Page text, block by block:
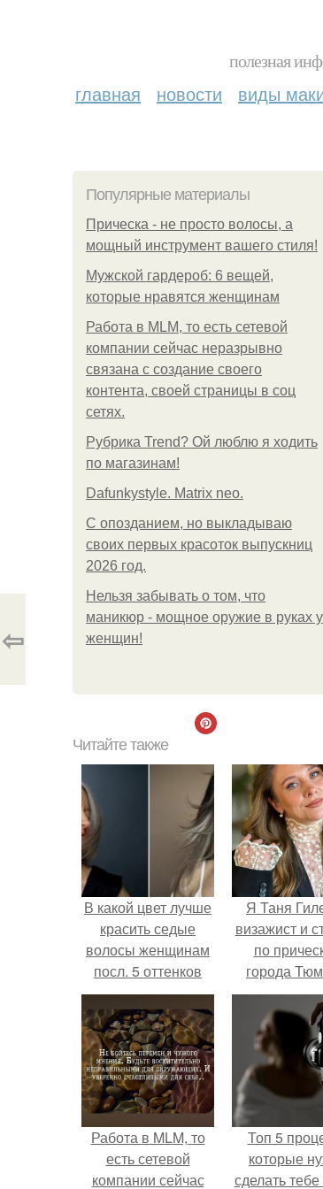
полезная
главная новости виды
Популярные материалы
Прическа - не просто волосы, а
мощный инструмент вашего стиля!
Мужской гардероб: 6 вещей,
которые нравятся женщинам
Работа в MLM, то есть сетевой
компании сейчас неразрывно
связана с создание своего
контента, своей страницы в соц
сетях.
Рубрика Trend? Ой люблю я ходить
по магазинам!
Dafunkystyle. Matrix neo.
С опозданием, но выкладываю
своих первых красоток выпускниц
2026 год.
Нельзя забывать о том, что
маникюр - мощное оружие в руках у
женщин!
⇦
Читайте также
В какой цвет лучше
красить седые
волосы женщинам
посл. 5 оттенков
волос для
закрашивания
седины, которые
молодят
Я Таня
визажист и
по
города
Работа в MLM, то
есть сетевой
компании сейчас
Топ 5
которые
сделать